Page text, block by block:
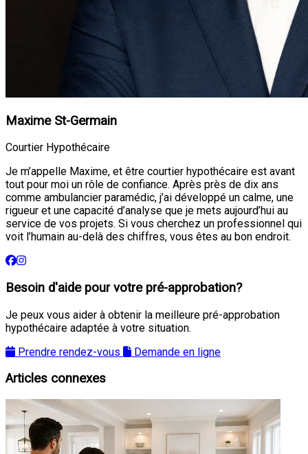
Maxime St-Germain
Courtier Hypothécaire
Je m’appelle Maxime, et être courtier hypothécaire est avant
tout pour moi un rôle de confiance. Après près de dix ans
comme ambulancier paramédic, j’ai développé un calme, une
rigueur et une capacité d’analyse que je mets aujourd’hui au
service de vos projets. Si vous cherchez un professionnel qui
voit l’humain au-delà des chiffres, vous êtes au bon endroit.
Besoin d'aide pour votre pré-approbation?
Je peux vous aider à obtenir la meilleure pré-approbation
hypothécaire adaptée à votre situation.
Prendre rendez-vous
Demande en ligne
Articles connexes